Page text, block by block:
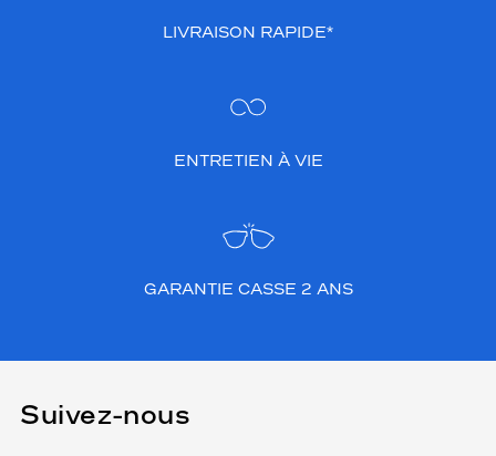
LIVRAISON RAPIDE*
ENTRETIEN À VIE
GARANTIE CASSE 2 ANS
Suivez-nous